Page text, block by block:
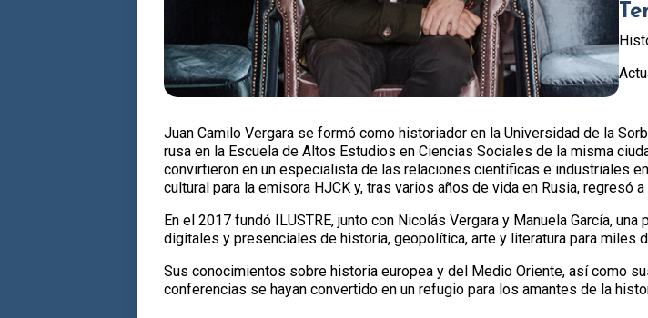
Juan Camilo Vergara se formó como historiador en la Universidad de la
rusa en la Escuela de Altos Estudios en Ciencias Sociales de la misma
convirtieron en un especialista de las relaciones científicas e industriales
cultural para la emisora HJCK y, tras varios años de vida en Rusia, regresó
En el 2017 fundó ILUSTRE, junto con Nicolás Vergara y Manuela García,
digitales y presenciales de historia, geopolítica, arte y literatura para miles
Sus conocimientos sobre historia europea y del Medio Oriente, así como
conferencias se hayan convertido en un refugio para los amantes de la